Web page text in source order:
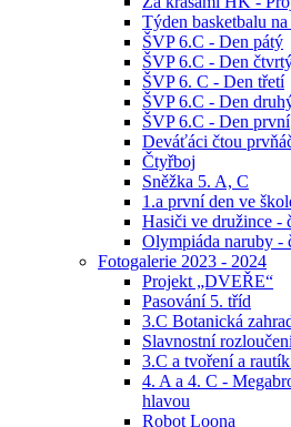
Týden basketbalu
ŠVP 6.C - Den pátý
ŠVP 6.C - Den
ŠVP 6. C - Den třetí
ŠVP 6.C - Den
ŠVP 6.C - Den první
Deváťáci čtou
Čtyřboj
Sněžka 5. A, C
1.a první den ve
Hasiči ve družince -
Olympiáda naruby -
Fotogalerie 2023 - 2024
Projekt „DVEŘE“
Pasování 5. tříd
3.C Botanická
Slavnostní
3.C a tvoření a
4. A a 4. C -
hlavou
Robot Loona